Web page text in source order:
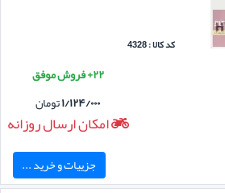
کد کالا : 4328
۲۲+ فروش موفق
۱/۱۲۴/۰۰۰تومان
امکان ارسال روزانه
جزییات و خرید ...